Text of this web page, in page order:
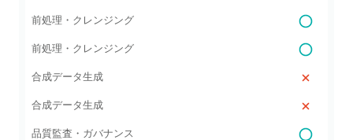
前処理・クレンジング
前処理・クレンジング
合成データ生成
合成データ生成
品質監査・ガバナンス